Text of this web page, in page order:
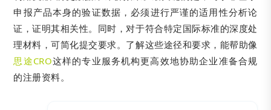
申报产品本身的验证数据，必须进行严谨的适用性分析论
证，证明其相关性。同时，对于符合特定国际标准的深度处
理材料，可简化提交要求。了解这些途径和要求，能帮助像
思途CRO这样的专业服务机构更高效地协助企业准备合规
的注册资料。